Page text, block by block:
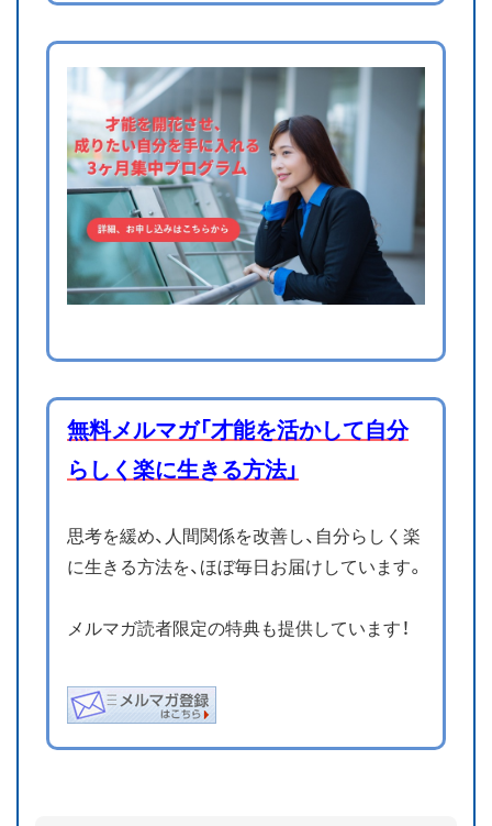
無料メルマガ「才能を活かして自分
らしく楽に生きる方法」
思考を緩め、人間関係を改善し、自分らしく楽
に生きる方法を、ほぼ毎日お届けしています。
メルマガ読者限定の特典も提供しています！